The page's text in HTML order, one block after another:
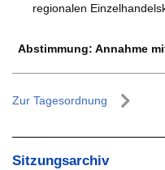
regionalen
Abstimmung: Annahme
Zur Tagesordnung
Sitzungsarchiv